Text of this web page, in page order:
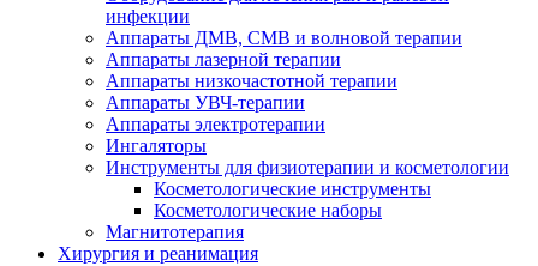
инфекции
Аппараты ДМВ, СМВ и волновой терапии
Аппараты лазерной терапии
Аппараты низкочастотной терапии
Аппараты УВЧ-терапии
Аппараты электротерапии
Ингаляторы
Инструменты для физиотерапии и косметологии
Косметологические инструменты
Косметологические наборы
Магнитотерапия
Хирургия и реанимация